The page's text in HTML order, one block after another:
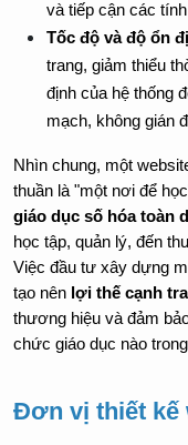
và tiếp cận các
Tốc độ và độ ổn
trang, giảm thiểu
định của hệ thống
mạch, không gián
Nhìn chung, một
thuần là "một nơi để
giáo dục số hóa toàn
học tập, quản lý, đến
Việc đầu tư xây dựng
tạo nên lợi thế cạnh
thương hiệu và đảm
chức giáo dục nào
Đơn vị thiết kế